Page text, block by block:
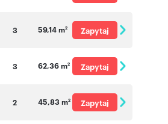
3 59,14 m2
Zapytaj
3 62,36 m2
Zapytaj
2 45,83 m2
Zapytaj